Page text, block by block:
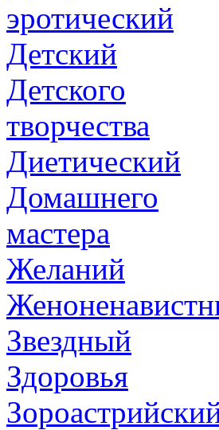
эротический
Детский
Детского
творчества
Диетический
Домашнего
мастера
Желаний
Звездный
Здоровья